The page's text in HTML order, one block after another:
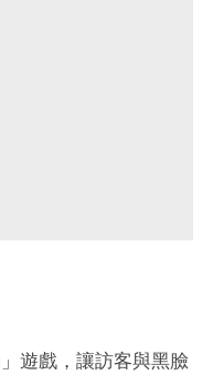
遊戲，讓訪客與黑臉